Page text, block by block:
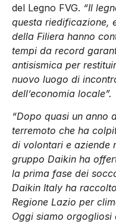
del Legno FVG. “Il
questa riedificazione,
della Filiera hanno
tempi da record
antisismica per
nuovo luogo di
dell’economia locale”.
“Dopo quasi un anno
terremoto che ha
di volontari e aziende
gruppo Daikin ha
la prima fase dei
Daikin Italy ha
Regione Lazio per
Oggi siamo orgogliosi